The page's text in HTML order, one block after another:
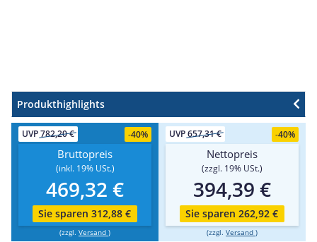
Produkthighlights
UVP782,20 € -40%
Bruttopreis
(inkl. 19% USt.)
469,32 €
Sie sparen 312,88 €
(zzgl. Versand )
UVP657,31 € -40%
Nettopreis
(zzgl. 19% USt.)
394,39 €
Sie sparen 262,92 €
(zzgl. Versand )